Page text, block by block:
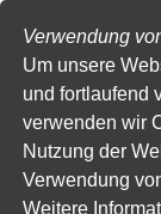
Verwendung
Um unsere
und fortlaufend
verwenden wir
Nutzung der
Verwendung
Weitere